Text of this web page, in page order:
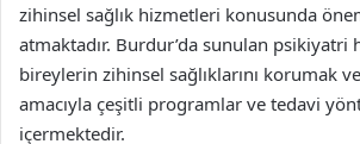
zihinsel sağlık hizmetleri konusunda
atmaktadır. Burdur’da sunulan psikiyatri
bireylerin zihinsel sağlıklarını korumak
amacıyla çeşitli programlar ve tedavi
içermektedir.